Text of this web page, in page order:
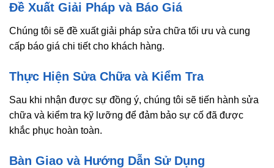
Đề Xuất Giải Pháp và Báo Giá
Chúng tôi sẽ đề xuất giải pháp sửa chữa tối ưu và cung
cấp báo giá chi tiết cho khách hàng.
Thực Hiện Sửa Chữa và Kiểm Tra
Sau khi nhận được sự đồng ý, chúng tôi sẽ tiến hành sửa
chữa và kiểm tra kỹ lưỡng để đảm bảo sự cố đã được
khắc phục hoàn toàn.
Bàn Giao và Hướng Dẫn Sử Dụng